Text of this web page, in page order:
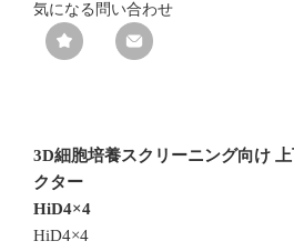
気になる 問い合わせ
3D細胞培養スクリーニング向け
クター
HiD4×4
HiD4×4